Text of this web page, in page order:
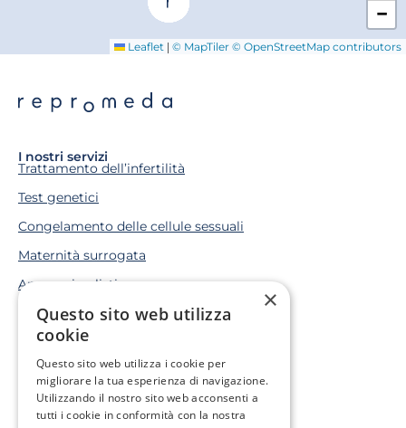
−
Leaflet | © MapTiler © OpenStreetMap contributors
I nostri servizi
Trattamento dell’infertilità
Test genetici
Congelamento delle cellule sessuali
Maternità surrogata
Approccio olistico
Situazioni di vita
Ho un problema genetico
Sono in cura oncologica
×
Questo sito web utilizza
cookie
Questo sito web utilizza i cookie per
migliorare la tua esperienza di navigazione.
Utilizzando il nostro sito web acconsenti a
tutti i cookie in conformità con la nostra